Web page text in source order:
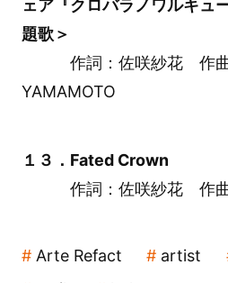
ェア『クロバラノワルキュ
題歌＞
作詞：佐咲紗花 作曲
YAMAMOTO
１３．Fated Crown
作詞：佐咲紗花 作曲
Arte Refact artist